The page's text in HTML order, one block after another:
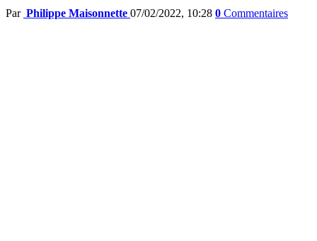
Par Philippe Maisonnette 07/02/2022, 10:28 0 Commentaires